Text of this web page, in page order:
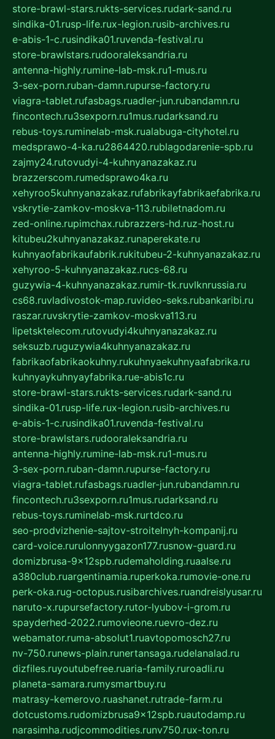
store-brawl-stars.rukts-services.rudark-sand.ru
sindika-01.rusp-life.rux-legion.rusib-archives.ru
e-abis-1-c.rusindika01.ruvenda-festival.ru
store-brawlstars.rudooraleksandria.ru
antenna-highly.rumine-lab-msk.ru1-mus.ru
3-sex-porn.ruban-damn.rupurse-factory.ru
viagra-tablet.rufasbags.ruadler-jun.rubandamn.ru
fincontech.ru3sexporn.ru1mus.rudarksand.ru
rebus-toys.ruminelab-msk.rualabuga-cityhotel.ru
medsprawo-4-ka.ru2864420.rublagodarenie-spb.ru
zajmy24.rutovudyi-4-kuhnyanazakaz.ru
brazzerscom.rumedsprawo4ka.ru
xehyroo5kuhnyanazakaz.rufabrikayfabrikaefabrika.ru
vskrytie-zamkov-moskva-113.rubiletnadom.ru
zed-online.rupimchax.rubrazzers-hd.ruz-host.ru
kitubeu2kuhnyanazakaz.runaperekate.ru
kuhnyaofabrikaufabrik.rukitubeu-2-kuhnyanazakaz.ru
xehyroo-5-kuhnyanazakaz.rucs-68.ru
guzywia-4-kuhnyanazakaz.rumir-tk.ruvlknrussia.ru
cs68.ruvladivostok-map.ruvideo-seks.rubankaribi.ru
raszar.ruvskrytie-zamkov-moskva113.ru
lipetsktelecom.rutovudyi4kuhnyanazakaz.ru
seksuzb.ruguzywia4kuhnyanazakaz.ru
fabrikaofabrikaokuhny.rukuhnyaekuhnyaafabrika.ru
kuhnyaykuhnyayfabrika.rue-abis1c.ru
store-brawl-stars.rukts-services.rudark-sand.ru
sindika-01.rusp-life.rux-legion.rusib-archives.ru
e-abis-1-c.rusindika01.ruvenda-festival.ru
store-brawlstars.rudooraleksandria.ru
antenna-highly.rumine-lab-msk.ru1-mus.ru
3-sex-porn.ruban-damn.rupurse-factory.ru
viagra-tablet.rufasbags.ruadler-jun.rubandamn.ru
fincontech.ru3sexporn.ru1mus.rudarksand.ru
rebus-toys.ruminelab-msk.rurtdco.ru
seo-prodvizhenie-sajtov-stroitelnyh-kompanij.ru
card-voice.rurulonnyygazon177.rusnow-guard.ru
domizbrusa-9x12spb.rudemaholding.ruaalse.ru
a380club.ruargentinamia.ruperkoka.rumovie-one.ru
perk-oka.rug-octopus.rusibarchives.ruandreislyusar.ru
naruto-x.rupursefactory.rutor-lyubov-i-grom.ru
spayderhed-2022.rumovieone.ruevro-dez.ru
webamator.ruma-absolut1.ruavtopomosch27.ru
nv-750.runews-plain.runertansaga.rudelanalad.ru
dizfiles.ruyoutubefree.ruaria-family.ruroadli.ru
planeta-samara.rumysmartbuy.ru
matrasy-kemerovo.ruashanet.rutrade-farm.ru
dotcustoms.rudomizbrusa9x12spb.ruautodamp.ru
narasimha.rudjcommodities.runv750.rux-ton.ru